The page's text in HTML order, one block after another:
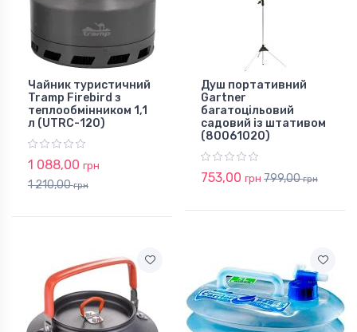
Чайник туристичний
Tramp Firebird з
теплообмінником 1,1
л (UTRC-120)
1 088,00 грн
1 210,00грн
Душ портативний
Gartner
багатоцільовий
садовий із штативом
(80061020)
753,00 грн 799,00грн